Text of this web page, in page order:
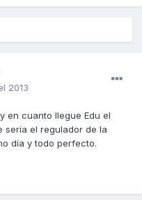
2013
en cuanto llegue Edu el
sería el regulador de la
día y todo perfecto.